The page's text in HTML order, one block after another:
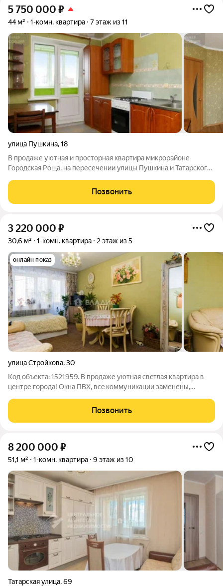
5 750 000 ₽
44 м² 1-комн. квартира 7 этаж из 11
улица Пушкина,18
В продаже уютная и просторная квартира микрорайоне
Городская Роща, на пересечении улицы Пушкина и Татарского
основным развязкам города, что обеспечивает удобную
транспортную доступность. Закрытая
Позвонить
3 220 000 ₽
30,6 м² 1-комн. квартира 2 этаж из 5
онлайн показ
улица Стройкова,30
Код объекта: 1521959. В пpoдaже уютнaя cвeтлая квартирa в
центре города! Окна ПВX, всe коммуникации заменены,
близоcти: Радиoтехничеcкий, Медицинский и
Aгротexнoлогический университеты, Школы, Детские
Позвонить
8 200 000 ₽
51,1 м² 1-комн. квартира 9 этаж из 10
Татарская улица,69